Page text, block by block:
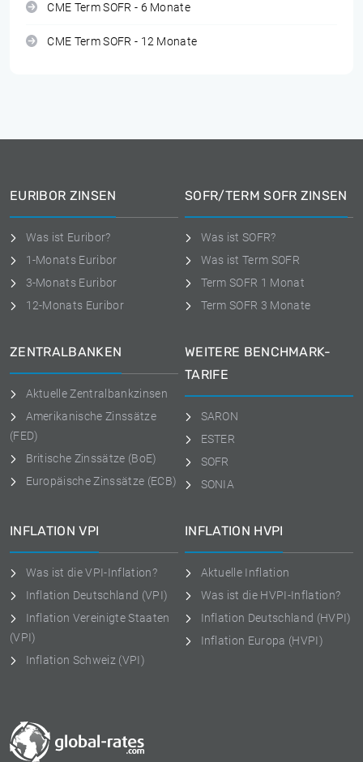
CME Term SOFR - 6 Monate
CME Term SOFR - 12 Monate
EURIBOR ZINSEN
Was ist Euribor?
1-Monats Euribor
3-Monats Euribor
12-Monats Euribor
SOFR/TERM SOFR ZINSEN
Was ist SOFR?
Was ist Term SOFR
Term SOFR 1 Monat
Term SOFR 3 Monate
ZENTRALBANKEN
Aktuelle Zentralbankzinsen
Amerikanische Zinssätze
(FED)
Britische Zinssätze (BoE)
Europäische Zinssätze (ECB)
WEITERE BENCHMARK-
TARIFE
SARON
ESTER
SOFR
SONIA
INFLATION VPI
Was ist die VPI-Inflation?
Inflation Deutschland (VPI)
Inflation Vereinigte Staaten
(VPI)
Inflation Schweiz (VPI)
INFLATION HVPI
Aktuelle Inflation
Was ist die HVPI-Inflation?
Inflation Deutschland (HVPI)
Inflation Europa (HVPI)